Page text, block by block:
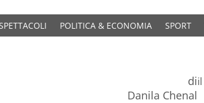
POLITICA & ECONOMIA SPORT
di
Danila Chenal
il